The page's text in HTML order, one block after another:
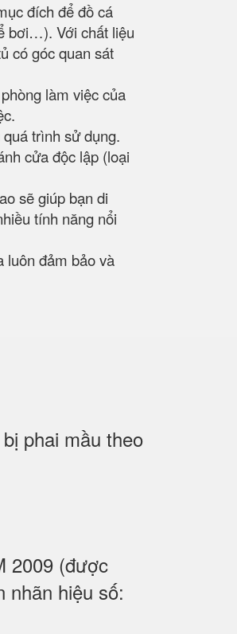
đích để đồ cá
bơi…). Với chất liệu
có góc quan sát
làm việc của
trình sử dụng.
cửa độc lập (loại
sẽ giúp bạn di
tính năng nổi
luôn đảm bảo và
phai mầu theo
2009 (được
nhãn hiệu số: